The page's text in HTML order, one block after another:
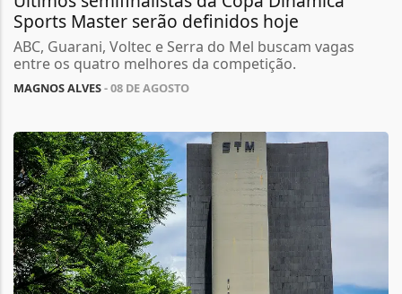
Sports Master serão definidos hoje
ABC, Guarani, Voltec e Serra do Mel buscam vagas
entre os quatro melhores da competição.
MAGNOS ALVES- 08 DE AGOSTO